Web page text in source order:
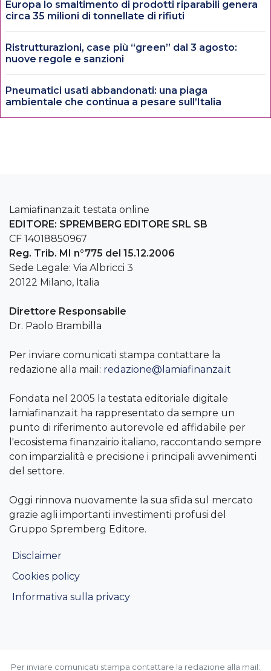
Europa lo smaltimento di prodotti riparabili genera
circa 35 milioni di tonnellate di rifiuti
Ristrutturazioni, case più “green” dal 3 agosto:
nuove regole e sanzioni
Pneumatici usati abbandonati: una piaga
ambientale che continua a pesare sull’Italia
Lamiafinanza.it testata online
EDITORE: SPREMBERG EDITORE SRL SB
CF 14018850967
Reg. Trib. MI n°775 del 15.12.2006
Sede Legale: Via Albricci 3
20122 Milano, Italia
Direttore Responsabile
Dr. Paolo Brambilla
Per inviare comunicati stampa contattare la
redazione alla mail: redazione@lamiafinanza.it
Fondata nel 2005 la testata editoriale digitale
lamiafinanza.it ha rappresentato da sempre un
punto di riferimento autorevole ed affidabile per
l'ecosistema finanzairio italiano, raccontando sempre
con imparzialità e precisione i principali avvenimenti
del settore.
Oggi rinnova nuovamente la sua sfida sul mercato
grazie agli importanti investimenti profusi del
Gruppo Spremberg Editore.
Disclaimer
Cookies policy
Informativa sulla privacy
Per inviare comunicati stampa contattare la redazione alla mail: